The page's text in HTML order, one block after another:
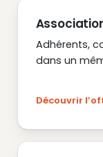
Adhérents,
dans un
Découvrir